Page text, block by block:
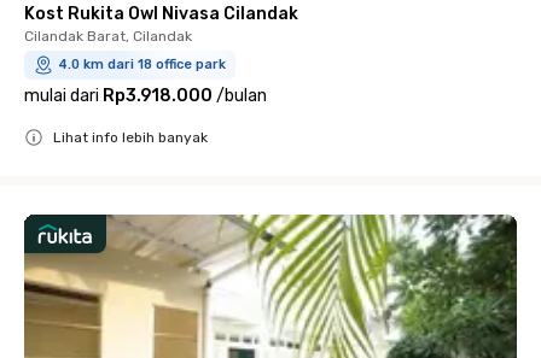
Kost Rukita Owl Nivasa Cilandak
Cilandak Barat, Cilandak
4.0 km dari 18 office park
mulai dari Rp3.918.000 /bulan
Lihat info lebih banyak